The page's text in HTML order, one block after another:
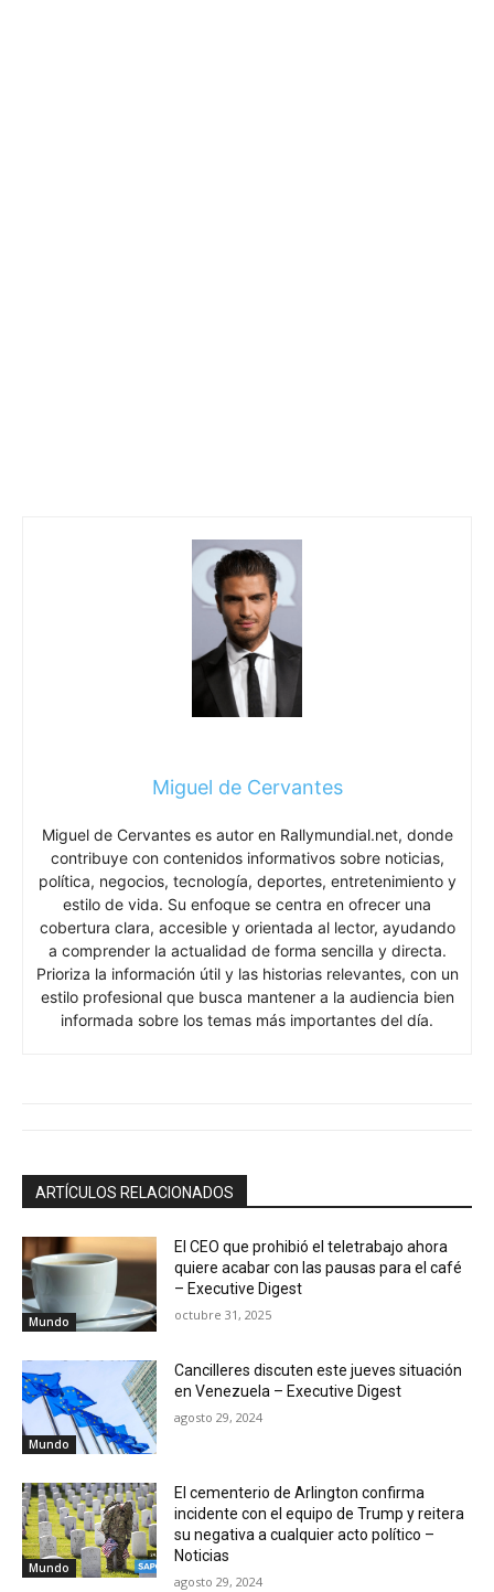
Miguel de Cervantes
Miguel de Cervantes es autor en Rallymundial.net, donde
contribuye con contenidos informativos sobre noticias,
política, negocios, tecnología, deportes, entretenimiento y
estilo de vida. Su enfoque se centra en ofrecer una
cobertura clara, accesible y orientada al lector, ayudando
a comprender la actualidad de forma sencilla y directa.
Prioriza la información útil y las historias relevantes, con un
estilo profesional que busca mantener a la audiencia bien
informada sobre los temas más importantes del día.
ARTÍCULOS RELACIONADOS
Mundo
El CEO que prohibió el teletrabajo ahora
quiere acabar con las pausas para el café
– Executive Digest
octubre 31, 2025
Mundo
Cancilleres discuten este jueves situación
en Venezuela – Executive Digest
agosto 29, 2024
Mundo
El cementerio de Arlington confirma
incidente con el equipo de Trump y reitera
su negativa a cualquier acto político –
Noticias
agosto 29, 2024